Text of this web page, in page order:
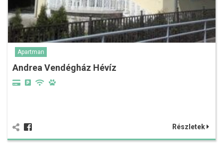
Apartman
Andrea Vendégház Hévíz
Részletek